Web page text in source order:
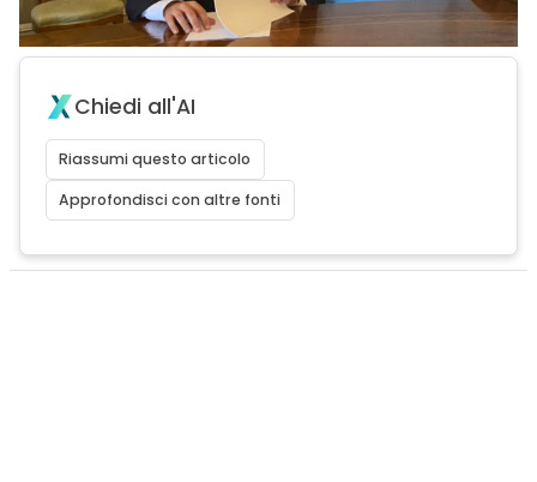
Chiedi all'AI
Riassumi questo articolo
Approfondisci con altre fonti